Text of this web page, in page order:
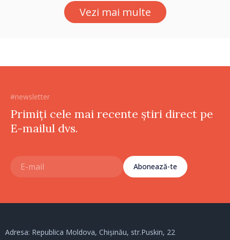
Vezi mai multe
#newsletter
Primiți cele mai recente știri direct pe
E-mailul dvs.
Abonează-te
Adresa: Republica Moldova, Chișinău, str.Puskin, 22